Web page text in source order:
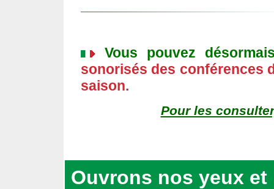
Vous pouvez
sonorisés des conférences
saison.
Pour les
Ouvrons nos yeux